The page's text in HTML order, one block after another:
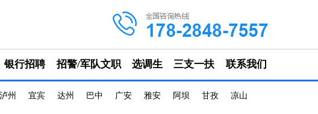
银行招聘 招警/军队文职 选调生 三支一扶 联系我们
泸州 宜宾 达州 巴中 广安 雅安 阿坝 甘孜 凉山